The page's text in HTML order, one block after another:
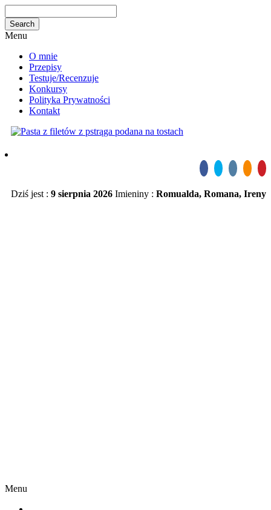
Menu
O mnie
Przepisy
Testuje/Recenzuje
Konkursy
Polityka Prywatności
Kontakt
Dziś jest : 9 sierpnia 2026 Imieniny : Romualda, Romana, Ireny
Menu